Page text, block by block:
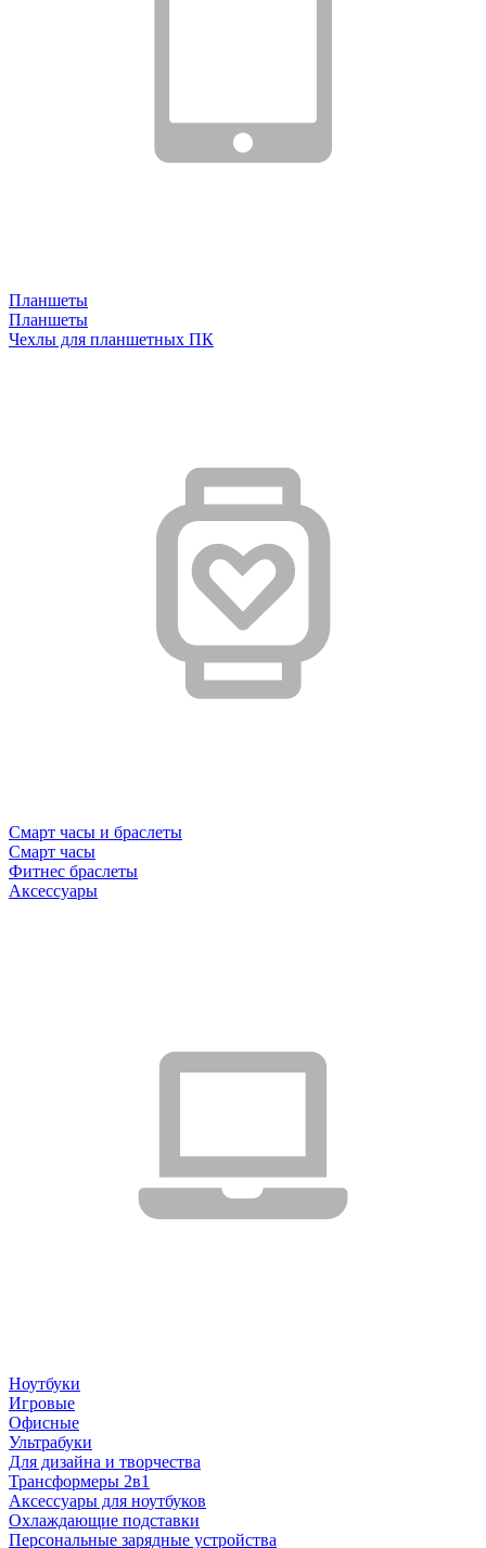
Планшеты
Планшеты
Чехлы для планшетных ПК
Смарт часы и браслеты
Смарт часы
Фитнес браслеты
Аксессуары
Ноутбуки
Игровые
Офисные
Ультрабуки
Для дизайна и творчества
Трансформеры 2в1
Аксессуары для ноутбуков
Охлаждающие подставки
Персональные зарядные устройства